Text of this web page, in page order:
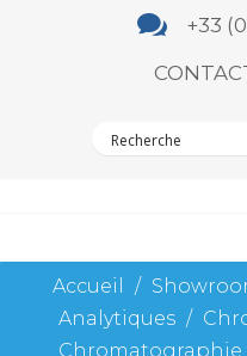

+33
Accueil /
Analytiques /
Chromatographie